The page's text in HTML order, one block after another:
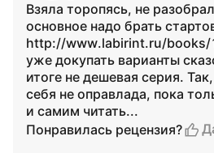
Взяла торопясь, не
основное надо брать
http://www.labirint.ru/
уже докупать варианты
итоге не дешевая серия.
себя не оправлада, пока
и самим читать...
Понравилась рецензия?